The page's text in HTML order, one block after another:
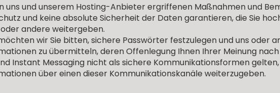
uns und unserem Hosting-Anbieter ergriffenen Maßnahmen und
und keine absolute Sicherheit der Daten garantieren, die Sie
andere weitergeben.
wir Sie bitten, sichere Passwörter festzulegen und uns oder
zu übermitteln, deren Offenlegung Ihnen Ihrer Meinung
Instant Messaging nicht als sichere Kommunikationsformen
über einen dieser Kommunikationskanäle weiterzugeben.